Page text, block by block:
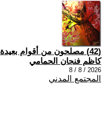
(42) مصلحون من أقوام بعيدة
كاظم فنجان الحمامي
2026 / 8 / 8
المجتمع المدني